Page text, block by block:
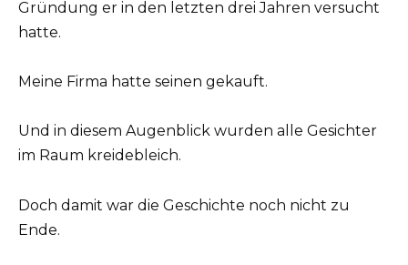
Gründung er in den letzten drei Jahren versucht
hatte.
Meine Firma hatte seinen gekauft.
Und in diesem Augenblick wurden alle Gesichter
im Raum kreidebleich.
Doch damit war die Geschichte noch nicht zu
Ende.